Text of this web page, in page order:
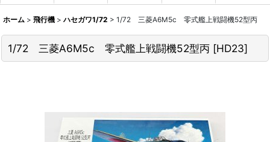
ホーム > 飛行機 > ハセガワ1/72 > 1/72 三菱A6M5c 零式艦上戦闘機52型丙
1/72 三菱A6M5c 零式艦上戦闘機52型丙 [HD23]